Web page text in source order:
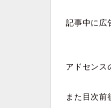
記事中に広
アドセンス
また目次前